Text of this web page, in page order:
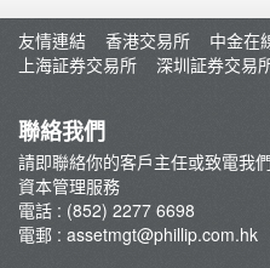
ETF通訊
輝立豐盛基金
輝立委託帳戶服務 - 新股債券混
存款/提款/賬戶轉賬
常見問題
友情連結
香港交易所 中金在
上海証券交易所
深圳証券交易
聯絡我們
請即聯絡你的客戶主任或致電我
資本管理服務
電話 : (852) 2277 6698
電郵 : assetmgt@phillip.com.hk